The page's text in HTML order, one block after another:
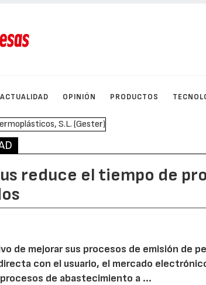
ACTUALIDAD OPINIÓN PRODUCTOS
reduce el tiempo de
de mejorar sus procesos de emisión de
con el usuario, el mercado
de abastecimiento a ...